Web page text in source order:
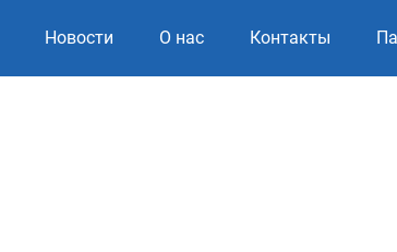
Новости О нас Контакты